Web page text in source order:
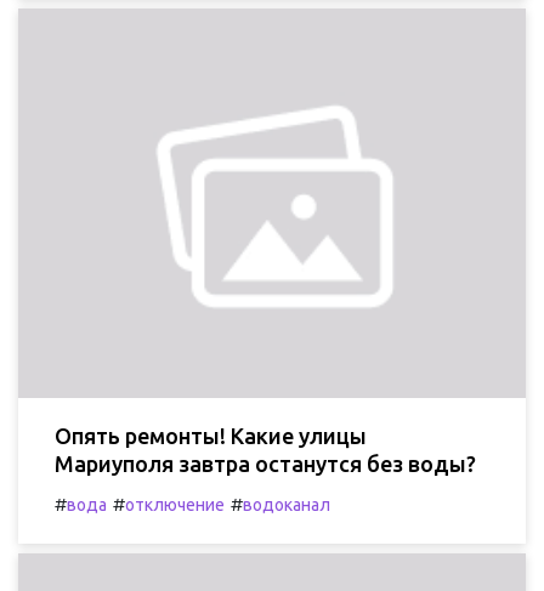
Опять ремонты! Какие улицы
Мариуполя завтра останутся без воды?
#вода #отключение #водоканал